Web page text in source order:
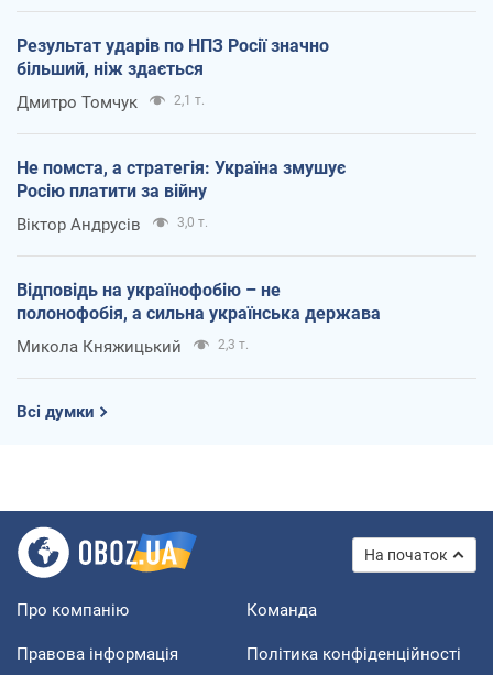
Результат ударів по НПЗ Росії значно
більший, ніж здається
Дмитро Томчук 2,1 т.
Не помста, а стратегія: Україна змушує
Росію платити за війну
Віктор Андрусів 3,0 т.
Відповідь на українофобію – не
полонофобія, а сильна українська держава
Микола Княжицький 2,3 т.
Всі думки
На початок
Про компанію Команда
Правова інформація Політика конфіденційності